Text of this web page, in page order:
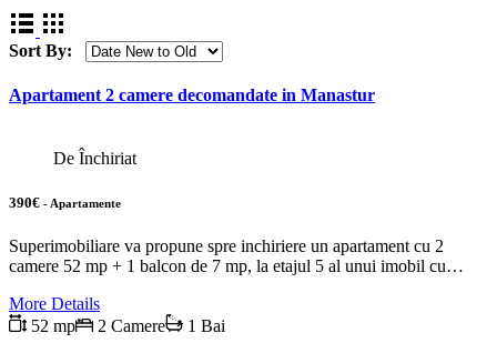
Sort By:
Apartament 2 camere decomandate in Manastur
De Închiriat
390€ - Apartamente
Superimobiliare va propune spre inchiriere un apartament cu 2
camere 52 mp + 1 balcon de 7 mp, la etajul 5 al unui imobil cu…
More Details
52 mp
2 Camere 1 Bai